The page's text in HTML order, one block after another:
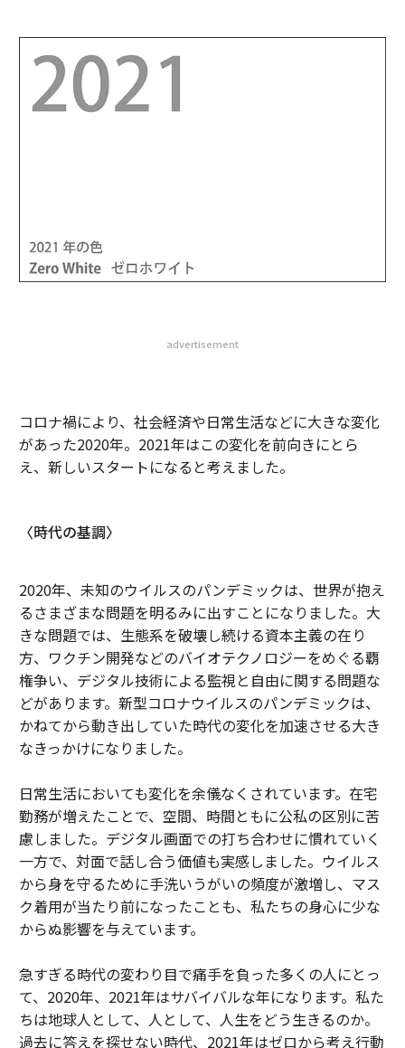
advertisement
コロナ禍により、社会経済や日常生活などに大きな変化
があった2020年。2021年はこの変化を前向きにとら
え、新しいスタートになると考えました。
〈時代の基調〉
2020年、未知のウイルスのパンデミックは、世界が抱え
るさまざまな問題を明るみに出すことになりました。大
きな問題では、生態系を破壊し続ける資本主義の在り
方、ワクチン開発などのバイオテクノロジーをめぐる覇
権争い、デジタル技術による監視と自由に関する問題な
どがあります。新型コロナウイルスのパンデミックは、
かねてから動き出していた時代の変化を加速させる大き
なきっかけになりました。
日常生活においても変化を余儀なくされています。在宅
勤務が増えたことで、空間、時間ともに公私の区別に苦
慮しました。デジタル画面での打ち合わせに慣れていく
一方で、対面で話し合う価値も実感しました。ウイルス
から身を守るために手洗いうがいの頻度が激増し、マス
ク着用が当たり前になったことも、私たちの身心に少な
からぬ影響を与えています。
急すぎる時代の変わり目で痛手を負った多くの人にとっ
て、2020年、2021年はサバイバルな年になります。私た
ちは地球人として、人として、人生をどう生きるのか。
過去に答えを探せない時代、2021年はゼロから考え行動